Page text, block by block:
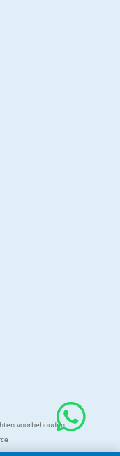
voorbehouden